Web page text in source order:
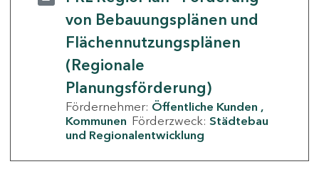
von Bebauungsplänen und
Flächennutzungsplänen
(Regionale
Planungsförderung)
Fördernehmer: Öffentliche Kunden
Kommunen Förderzweck: Städtebau
und Regionalentwicklung